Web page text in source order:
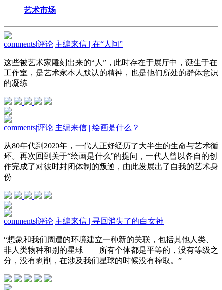
艺术市场
comments|评论 主编来信 | 在“人间”
这些被艺术家雕刻出来的“人”，此时存在于展厅中，诞生于在
工作室，是艺术家本人默认的精神，也是他们所处的群体意识
的凝练
comments|评论 主编来信 | 绘画是什么？
从80年代到2020年，一代人正好经历了大半生的生命与艺术循
环。再次回到关于“绘画是什么”的提问，一代人曾以各自的创
作完成了对彼时封闭体制的叛逆，由此发展出了自我的艺术身
份
comments|评论 主编来信 | 寻回消失了的白女神
“想象和我们周遭的环境建立一种新的关联，包括其他人类、
非人类物种和别的星球——所有个体都是平等的，没有等级之
分，没有剥削，在涉及我们星球的时候没有榨取。”